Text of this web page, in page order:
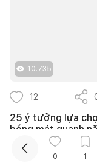
10.735
12
25 ý tưởng lựa
bóng mát quanh
Nguyễn Quỳnh Hương
0 1